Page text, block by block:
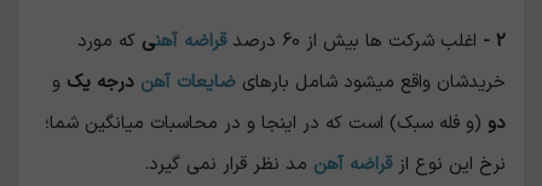
2 - اغلب شرکت ها بیش از 60 درصد قراضه آهنی که مورد
خریدشان واقع میشود شامل بارهای ضایعات آهن درجه یک و
دو (و فله سبک) است که در اینجا و در محاسبات میانگین شما؛
نرخ این نوع ازقراضه آهن مد نظر قرار نمی گیرد.